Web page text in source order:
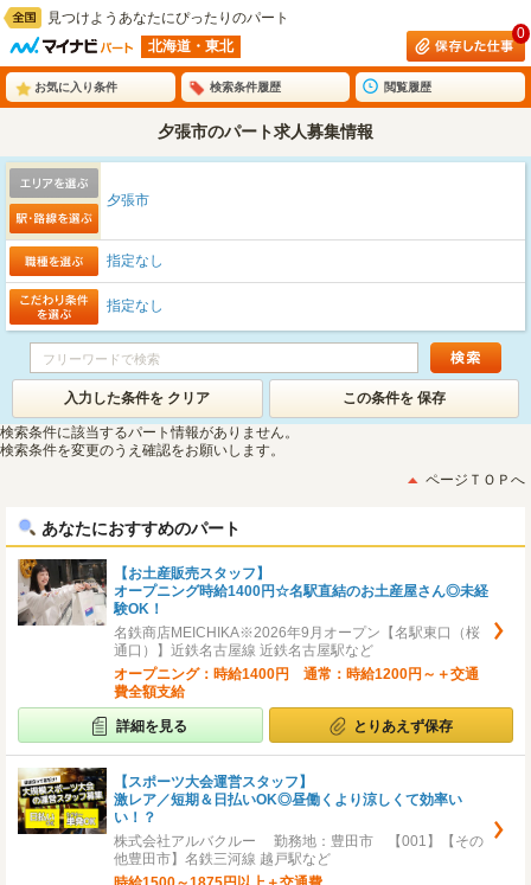
見つけようあなたにぴったりのパート
北海道・東北
0
お気に入り条件 検索条件履歴 閲覧履歴
夕張市のパート求人募集情報
夕張市
指定なし
指定なし
入力した条件を クリア この条件を 保存
検索条件に該当するパート情報がありません。
検索条件を変更のうえ確認をお願いします。
ページＴＯＰへ
あなたにおすすめのパート
【お土産販売スタッフ】
オープニング時給1400円☆名駅直結のお土産屋さん◎未経
験OK！
名鉄商店MEICHIKA※2026年9月オープン【名駅東口（桜
通口）】近鉄名古屋線 近鉄名古屋駅など
オープニング：時給1400円 通常：時給1200円～＋交通
費全額支給
詳細を見る とりあえず保存
【スポーツ大会運営スタッフ】
激レア／短期＆日払いOK◎昼働くより涼しくて効率い
い！？
株式会社アルバクルー 勤務地：豊田市 【001】【その
他豊田市】名鉄三河線 越戸駅など